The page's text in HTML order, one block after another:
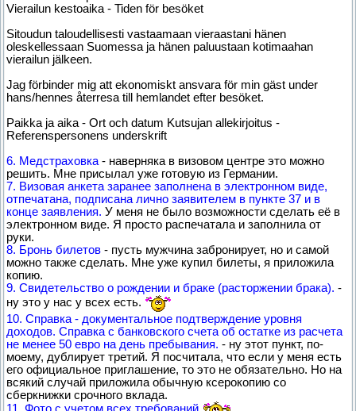
Vierailun kestoaika - Tiden för besöket
Sitoudun taloudellisesti vastaamaan vieraastani hänen
oleskellessaan Suomessa ja hänen paluustaan kotimaahan
vierailun jälkeen.
Jag förbinder mig att ekonomiskt ansvara för min gäst under
hans/hennes återresa till hemlandet efter besöket.
Paikka ja aika - Ort och datum Kutsujan allekirjoitus -
Referenspersonens underskrift
6. Медстраховка - наверняка в визовом центре это можно
решить. Мне присылал уже готовую из Германии.
7. Визовая анкета заранее заполнена в электронном виде,
отпечатана, подписана лично заявителем в пункте 37 и в
конце заявления. У меня не было возможности сделать её в
электронном виде. Я просто распечатала и заполнила от
руки.
8. Бронь билетов - пусть мужчина забронирует, но и самой
можно также сделать. Мне уже купил билеты, я приложила
копию.
9. Свидетельство о рождении и браке (расторжении брака). -
ну это у нас у всех есть.
10. Справка - документальное подтверждение уровня
доходов. Справка с банковского счета об остатке из расчета
не менее 50 евро на день пребывания. - ну этот пункт, по-
моему, дублирует третий. Я посчитала, что если у меня есть
его официальное приглашение, то это не обязательно. Но на
всякий случай приложила обычную ксерокопию со
сберкнижки срочного вклада.